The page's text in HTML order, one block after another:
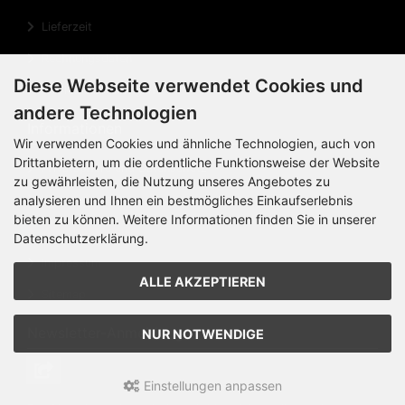
Lieferzeit
Rechnungsdaten
Cookie Einstellungen
Privatsphäre und Datenschutz
Widerrufsrecht
Widerrufsformular
Impressum
Newsletter-Anmeldung
Diese Webseite verwendet Cookies und
andere Technologien
Wir verwenden Cookies und ähnliche Technologien, auch von
Drittanbietern, um die ordentliche Funktionsweise der Website
zu gewährleisten, die Nutzung unseres Angebotes zu
analysieren und Ihnen ein bestmögliches Einkaufserlebnis
bieten zu können. Weitere Informationen finden Sie in unserer
Datenschutzerklärung.
ALLE AKZEPTIEREN
NUR NOTWENDIGE
Einstellungen anpassen